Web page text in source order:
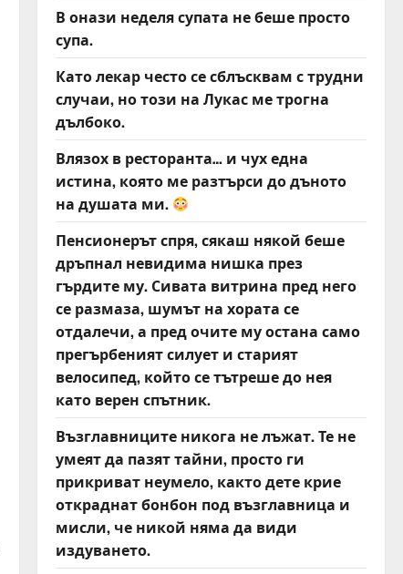
В онази неделя супата не беше просто
супа.
Като лекар често се сблъсквам с трудни
случаи, но този на Лукас ме трогна
дълбоко.
Влязох в ресторанта… и чух една
истина, която ме разтърси до дъното
на душата ми.
Пенсионерът спря, сякаш някой беше
дръпнал невидима нишка през
гърдите му. Сивата витрина пред него
се размаза, шумът на хората се
отдалечи, а пред очите му остана само
прегърбеният силует и старият
велосипед, който се тътреше до нея
като верен спътник.
Възглавниците никога не лъжат. Те не
умеят да пазят тайни, просто ги
прикриват неумело, както дете крие
откраднат бонбон под възглавница и
мисли, че никой няма да види
издуването.